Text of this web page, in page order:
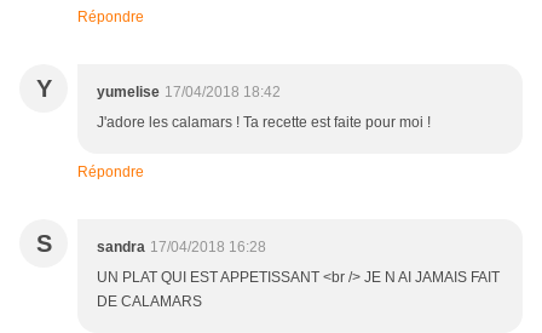
Répondre
Y yumelise 17/04/2018 18:42
J'adore les calamars ! Ta recette est faite pour moi !
Répondre
S sandra 17/04/2018 16:28
UN PLAT QUI EST APPETISSANT <br /> JE N AI JAMAIS FAIT
DE CALAMARS